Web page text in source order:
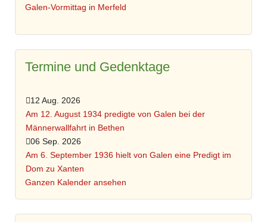
Galen-Vormittag in Merfeld
Termine und Gedenktage
12 Aug. 2026
Am 12. August 1934 predigte von Galen bei der
Männerwallfahrt in Bethen
06 Sep. 2026
Am 6. September 1936 hielt von Galen eine Predigt im
Dom zu Xanten
Ganzen Kalender ansehen